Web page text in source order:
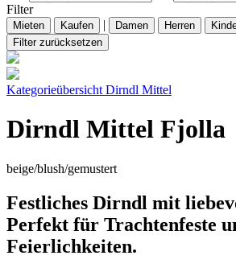
Filter
|
Kategorieübersicht Dirndl Mittel
Dirndl Mittel Fjolla
beige/blush/gemustert
Festliches Dirndl mit
Perfekt für Trachtenfeste
Feierlichkeiten.